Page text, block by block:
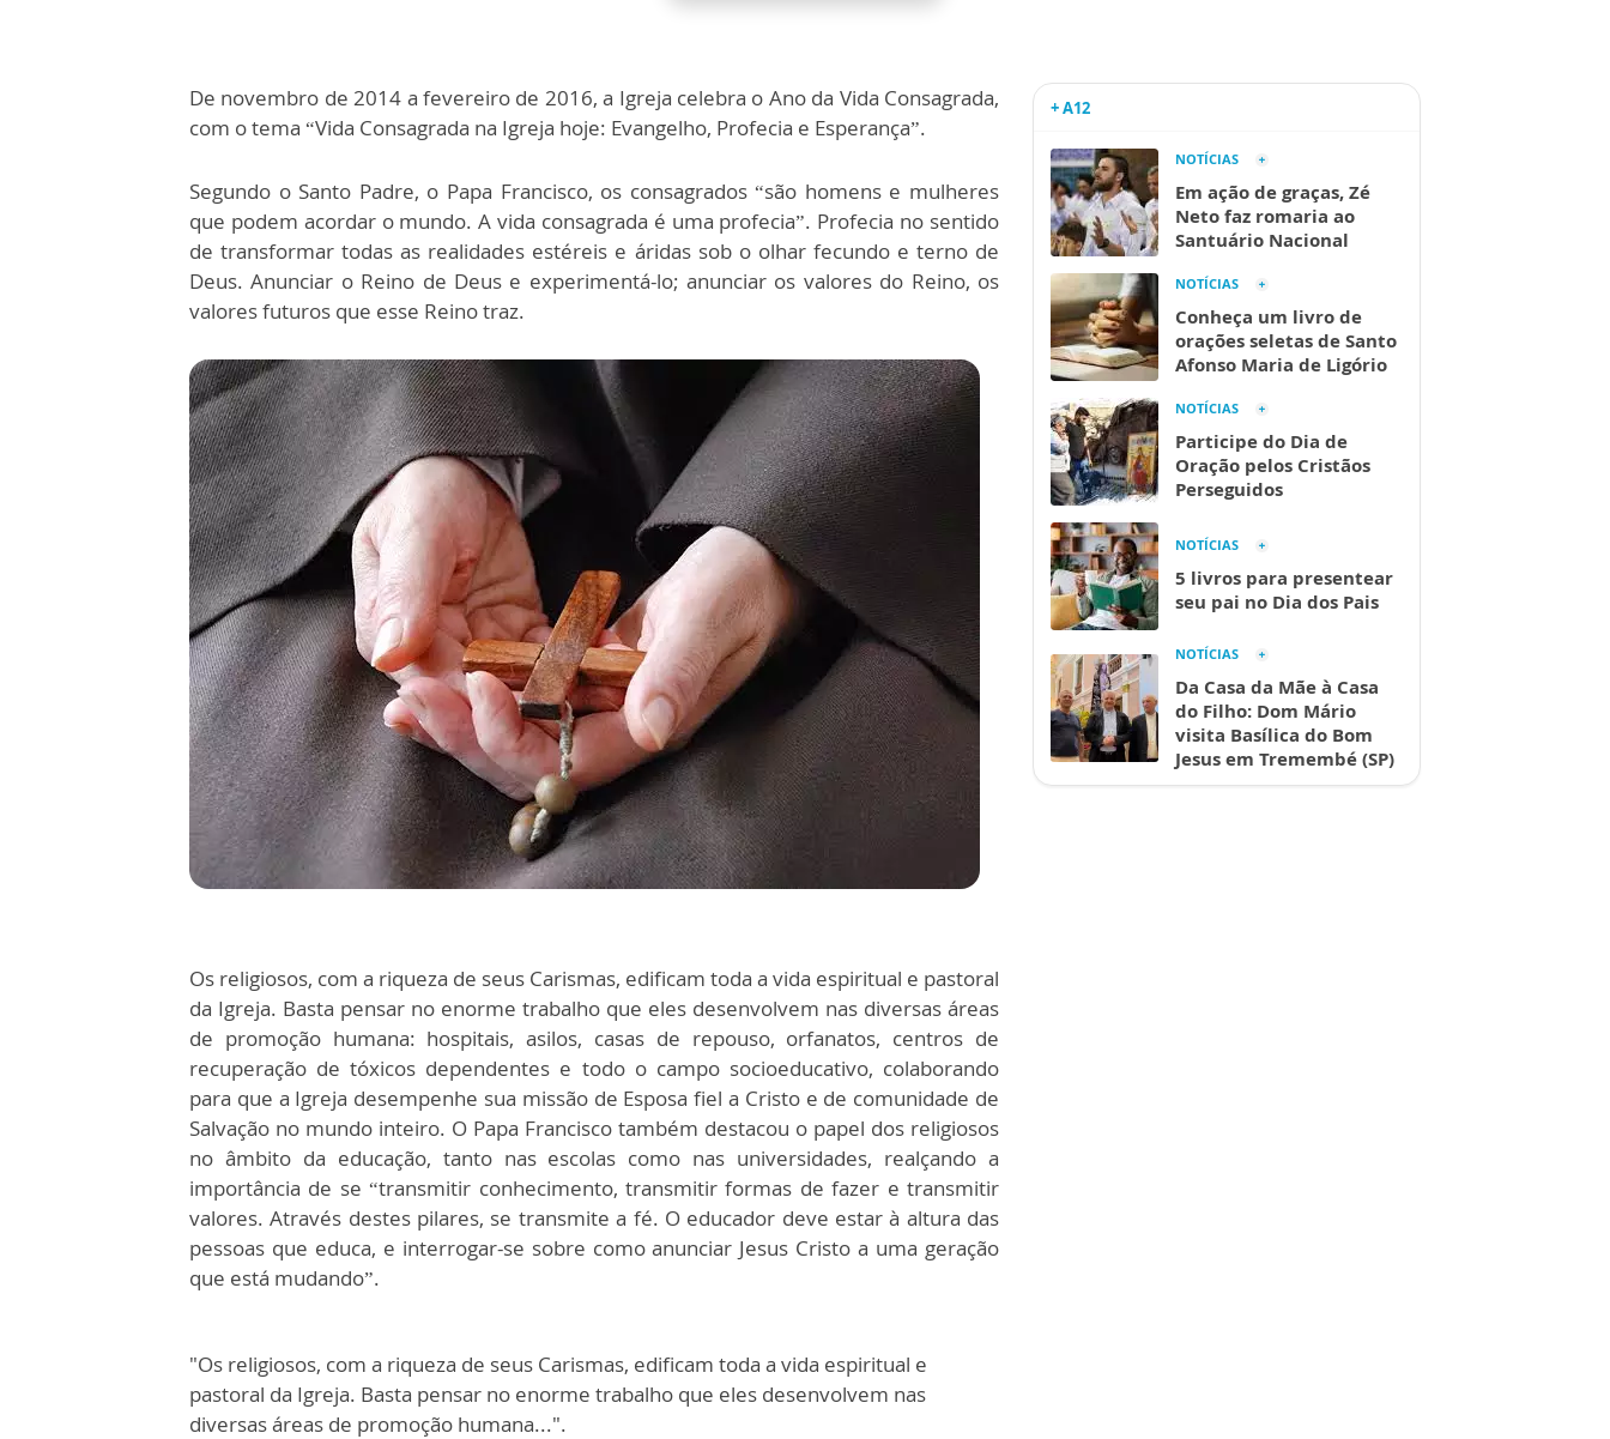
De novembro de 2014 a fevereiro de 2016, a Igreja celebra o Ano da Vida Consagrada,
com o tema “Vida Consagrada na Igreja hoje: Evangelho, Profecia e Esperança”.
Segundo o Santo Padre, o Papa Francisco, os consagrados “são homens e mulheres
que podem acordar o mundo. A vida consagrada é uma profecia”. Profecia no sentido
de transformar todas as realidades estéreis e áridas sob o olhar fecundo e terno de
Deus. Anunciar o Reino de Deus e experimentá-lo; anunciar os valores do Reino, os
valores futuros que esse Reino traz.
Os religiosos, com a riqueza de seus Carismas, edificam toda a vida espiritual e pastoral
da Igreja. Basta pensar no enorme trabalho que eles desenvolvem nas diversas áreas
de promoção humana: hospitais, asilos, casas de repouso, orfanatos, centros de
recuperação de tóxicos dependentes e todo o campo socioeducativo, colaborando
para que a Igreja desempenhe sua missão de Esposa fiel a Cristo e de comunidade de
Salvação no mundo inteiro. O Papa Francisco também destacou o papel dos religiosos
no âmbito da educação, tanto nas escolas como nas universidades, realçando a
importância de se “transmitir conhecimento, transmitir formas de fazer e transmitir
valores. Através destes pilares, se transmite a fé. O educador deve estar à altura das
pessoas que educa, e interrogar-se sobre como anunciar Jesus Cristo a uma geração
que está mudando”.
"Os religiosos, com a riqueza de seus Carismas, edificam toda a vida espiritual e
pastoral da Igreja. Basta pensar no enorme trabalho que eles desenvolvem nas
diversas áreas de promoção humana...".
+ A12
NOTÍCIAS
Em ação de graças, Zé
Neto faz romaria ao
Santuário Nacional
NOTÍCIAS
Conheça um livro de
orações seletas de Santo
Afonso Maria de Ligório
NOTÍCIAS
Participe do Dia de
Oração pelos Cristãos
Perseguidos
NOTÍCIAS
5 livros para presentear
seu pai no Dia dos Pais
NOTÍCIAS
Da Casa da Mãe à Casa
do Filho: Dom Mário
visita Basílica do Bom
Jesus em Tremembé (SP)